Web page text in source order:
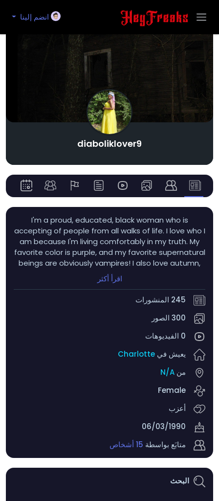
انضم إلينا
diaboliklover9
I'm a proud, educated, black woman who is
accepting of people from all walks of life. I love who I
am because I'm living comfortably in my truth. My
favorite color is purple, and my favorite supernatural
beings are obviously vampires! I also love autumn,
hydrangeas, tulips, dahlias, nesting dolls, wind
chimes, and sunflowers! I get very flustered when
someone winks at me LMAO...and uhh...men with
tongue rings >>>>>>
اقرأ أكثر
245 المنشورات
300 الصور
0 الفيديوهات
يعيش في Charlotte
من N/A
Female
أعزب
06/03/1990
متابَع بواسطة 15 أشخاص
البحث